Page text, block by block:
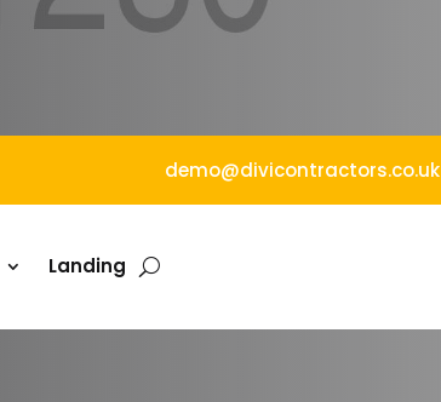
demo@divicontractors.co.uk
Landing